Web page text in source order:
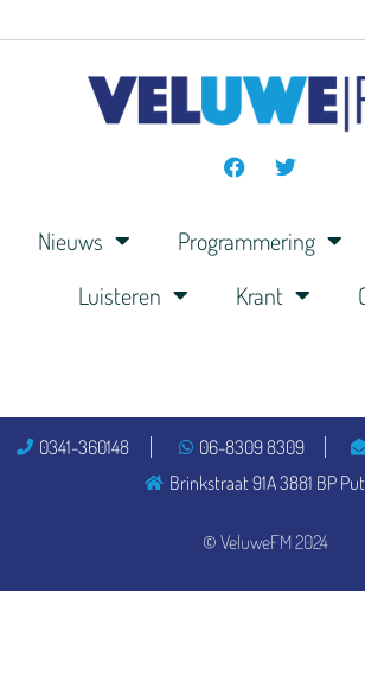
Nieuws Programmering
Luisteren
Krant
© VeluweFM 2024
0341-360148 06-8309 8309
Brinkstraat 91A 3881 BP